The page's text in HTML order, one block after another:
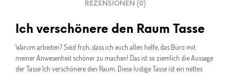
REZENSIONEN (0)
Ich verschönere den Raum Tasse
Warum arbeiten? Seid froh, dass ich euch allen helfe, das Büro mit
meiner Anwesenheit schöner zu machen! Das ist so ziemlich die Aussage
der Tasse Ich verschönere den Raum. Diese lustige Tasse ist ein nettes